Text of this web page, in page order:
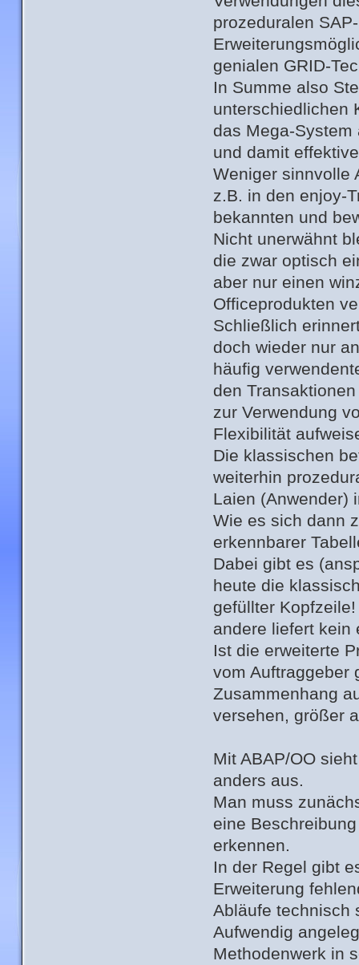
prozeduralen
genialen GRID-
In Summe also
unterschiedlichen
das Mega-
und damit
Weniger sinnvolle
z.B. in den enjoy-
bekannten und
Nicht unerwähnt
die zwar optisch
aber nur einen
Officeprodukten
Schließlich
doch wieder nur
häufig
den
zur Verwendung
Flexibilität
Die klassischen
weiterhin
Laien (Anwender)
Wie es sich dann
erkennbarer
Dabei gibt es
heute die
gefüllter
andere liefert kein
Ist die erweiterte
vom Auftraggeber
Zusammenhang
versehen, größer
Mit ABAP/OO
anders aus.
Man muss
eine
erkennen.
In der Regel gibt
Erweiterung
Abläufe technisch
Aufwendig
Methodenwerk in